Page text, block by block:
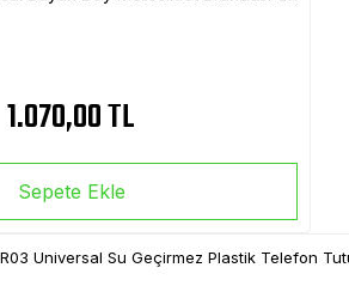
1.070,00 TL
Sepete Ekle